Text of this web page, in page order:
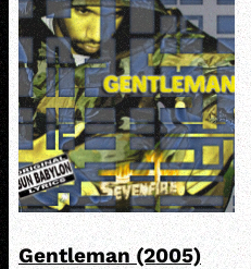
Gentleman (2005)